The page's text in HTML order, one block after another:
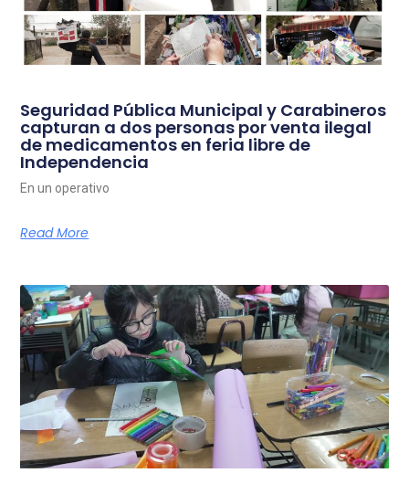
Seguridad Pública Municipal y Carabineros
capturan a dos personas por venta ilegal
de medicamentos en feria libre de
Independencia
En un operativo
Read More